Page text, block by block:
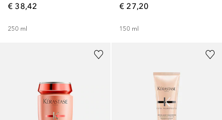
€ 38,42
250 ml
€ 27,20
150 ml